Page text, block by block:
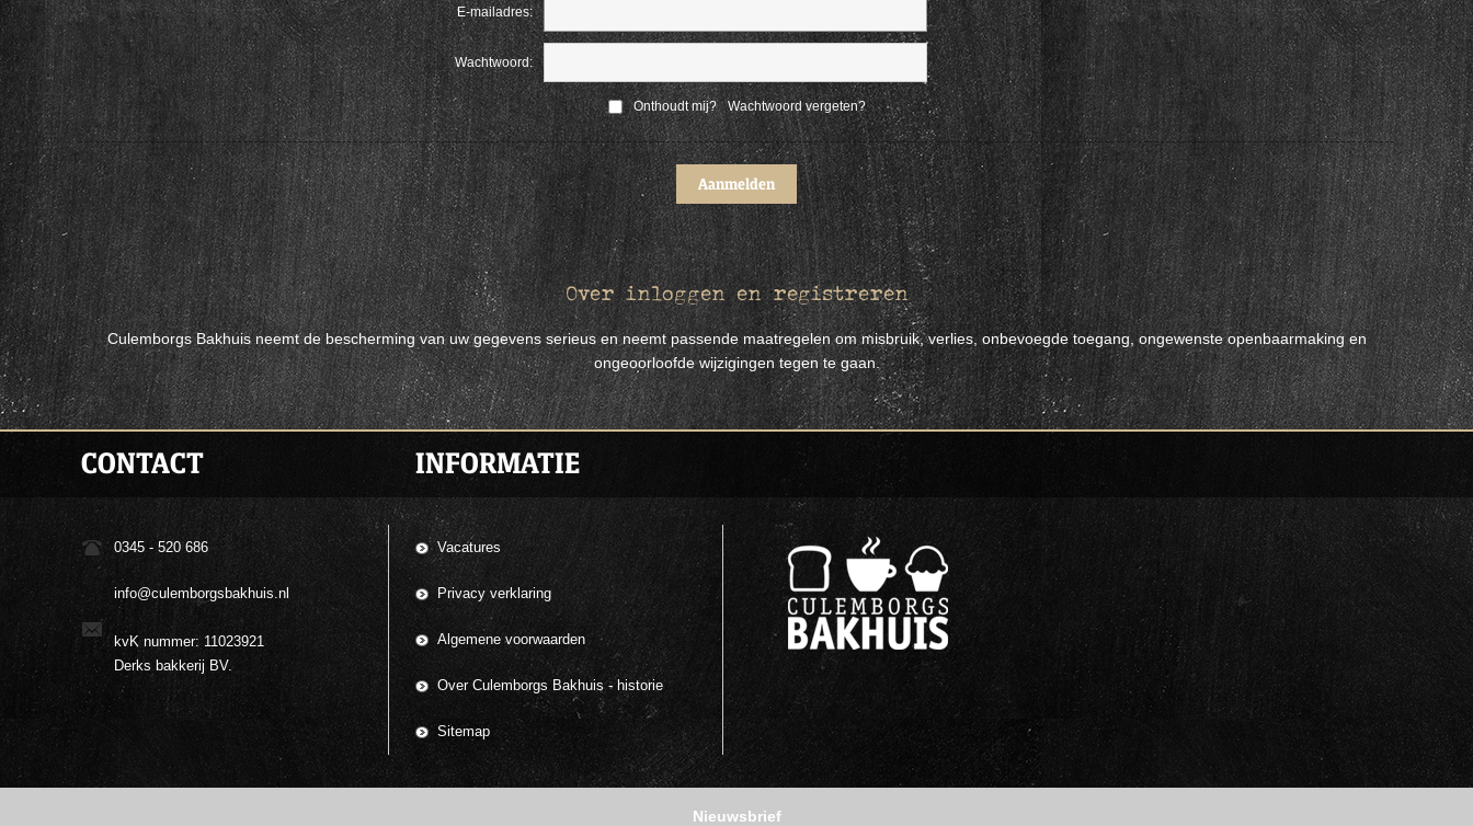
E-mailadres:
Wachtwoord:
Onthoudt mij? Wachtwoord vergeten?
Over inloggen en registreren
Culemborgs Bakhuis neemt de bescherming van uw gegevens serieus en neemt passende maatregelen om misbruik, verlies, onbevoegde toegang, ongewenste openbaarmaking en
ongeoorloofde wijzigingen tegen te gaan.
CONTACT
0345 - 520 686
info@culemborgsbakhuis.nl
kvK nummer: 11023921
Derks bakkerij BV.
INFORMATIE
Vacatures
Privacy verklaring
Algemene voorwaarden
Over Culemborgs Bakhuis - historie
Sitemap
Nieuwsbrief